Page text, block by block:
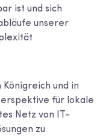
ist und sich
unserer
und in
für lokale
Netz von IT-
zu